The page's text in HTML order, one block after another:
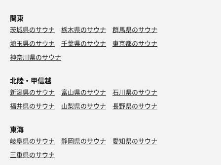
関東
茨城県のサウナ 栃木県のサウナ
群馬県のサウナ
埼玉県のサウナ
千葉県のサウナ
東京都のサウナ
神奈川県のサウナ
北陸・甲信越
新潟県のサウナ 富山県のサウナ
石川県のサウナ
福井県のサウナ
山梨県のサウナ 長野県のサウナ
東海
岐阜県のサウナ 静岡県のサウナ
愛知県のサウナ
三重県のサウナ